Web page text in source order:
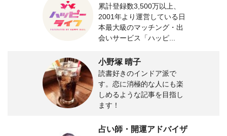
累計登録数3,500万以上、
2001年より運営している日
本最大級のマッチング・出
会いサービス「ハッピ...
小野塚 晴子
読書好きのインドア派で
す。恋に消極的な人にも楽
しめるような記事を目指し
ます！
占い師・開運アドバイザ